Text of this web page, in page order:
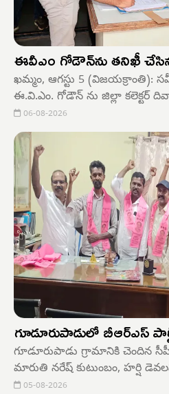
ఈవీఎం గోడౌన్‌ను తనిఖీ చేసిన
ఖమ్మం, ఆగస్టు 5 (విజయక్రాంతి):
ఈ.వి.ఎం. గోడౌన్ ను జిల్లా కలెక్టర్
పి.శ్రీనివాస్ రెడ్డితో కలిసి బుధవారం
06-08-2026
గూడూరుపాడులో బీఆర్ఎస్
గూడూరుపాడు గ్రామానికి చెందిన
మారుతి నరేష్ కుటుంబం, హర్షి
వెంకటేశ్వరరావు, ఏదులాపురం
05-08-2026